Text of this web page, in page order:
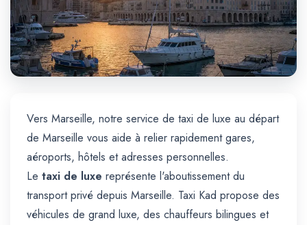
Vers Marseille, notre service de taxi de luxe au départ
de Marseille vous aide à relier rapidement gares,
aéroports, hôtels et adresses personnelles.
Le taxi de luxe représente l'aboutissement du
transport privé depuis Marseille. Taxi Kad propose des
véhicules de grand luxe, des chauffeurs bilingues et